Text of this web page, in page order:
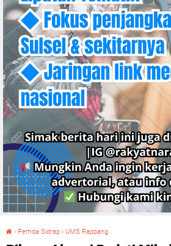
› Pemda Sidrap › UMS Rappang